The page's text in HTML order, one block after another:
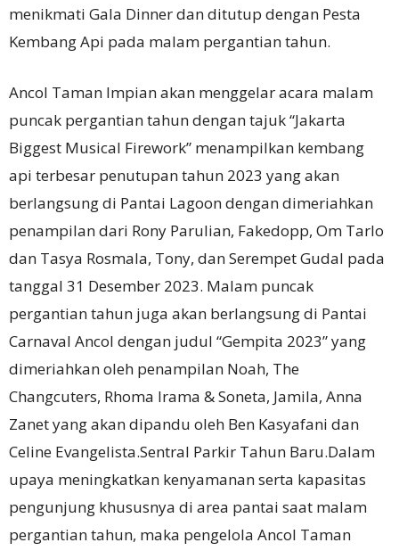
menikmati Gala Dinner dan ditutup dengan Pesta
Kembang Api pada malam pergantian tahun.
Ancol Taman Impian akan menggelar acara malam
puncak pergantian tahun dengan tajuk “Jakarta
Biggest Musical Firework” menampilkan kembang
api terbesar penutupan tahun 2023 yang akan
berlangsung di Pantai Lagoon dengan dimeriahkan
penampilan dari Rony Parulian, Fakedopp, Om Tarlo
dan Tasya Rosmala, Tony, dan Serempet Gudal pada
tanggal 31 Desember 2023. Malam puncak
pergantian tahun juga akan berlangsung di Pantai
Carnaval Ancol dengan judul “Gempita 2023” yang
dimeriahkan oleh penampilan Noah, The
Changcuters, Rhoma Irama & Soneta, Jamila, Anna
Zanet yang akan dipandu oleh Ben Kasyafani dan
Celine Evangelista.Sentral Parkir Tahun Baru.Dalam
upaya meningkatkan kenyamanan serta kapasitas
pengunjung khususnya di area pantai saat malam
pergantian tahun, maka pengelola Ancol Taman